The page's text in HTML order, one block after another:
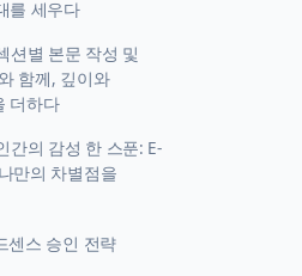
를 세우다
션별 본문 작성 및
함께, 깊이와
더하다
간의 감성 한 스푼: E-
만의 차별점을
센스 승인 전략